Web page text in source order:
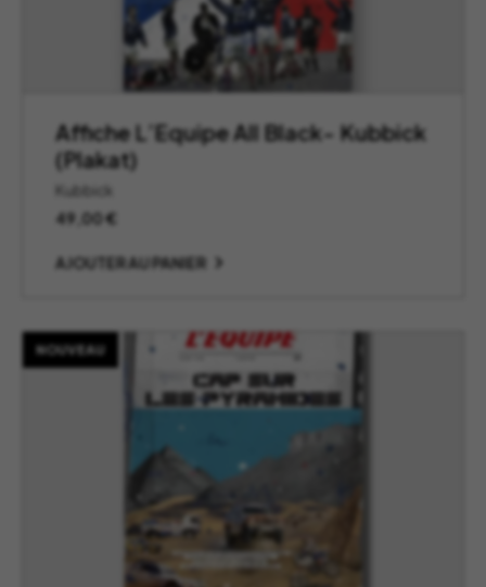
Affiche L’Equipe All Black- Kubbick
(Plakat)
Kubbick
49,00€
AJOUTER AU PANIER
NOUVEAU